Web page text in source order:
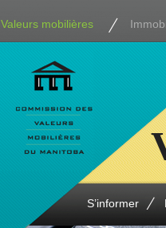
Valeurs mobilières
S’informer